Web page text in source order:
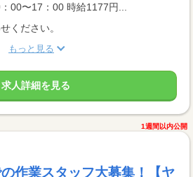
00〜17：00 時給1177円...
ください。
もっと見る
求人詳細を見る
1週間以内公開
作業スタッフ大募集！【ヤ